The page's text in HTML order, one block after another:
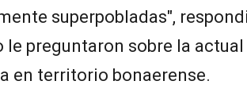
superpobladas",
preguntaron sobre la actual
en territorio bonaerense.